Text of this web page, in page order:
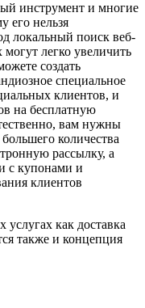
инструмент и многие
его нельзя
локальный поиск веб-
могут легко увеличить
создать
специальное
клиентов, и
на бесплатную
вам нужны
количества
рассылку, а
с купонами и
клиентов
как доставка
также и концепция